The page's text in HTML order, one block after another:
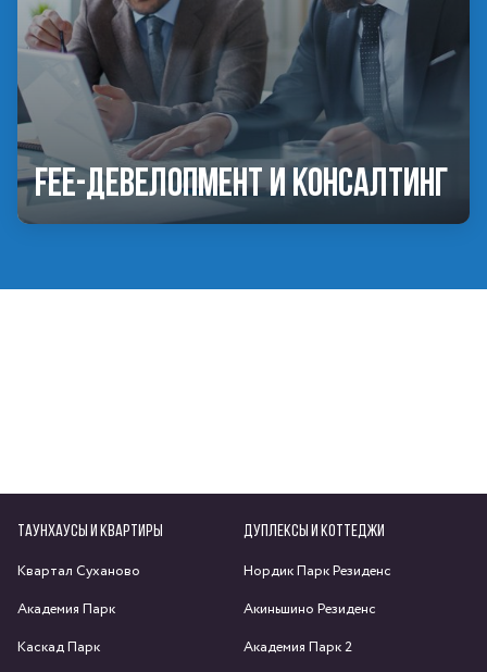
Fee-девелопмент и консалтинг
ТАУНХАУСЫ И КВАРТИРЫ
Квартал Суханово
Академия Парк
Каскад Парк
ДУПЛЕКСЫ И КОТТЕДЖИ
Нордик Парк Резиденс
Акиньшино Резиденс
Академия Парк 2